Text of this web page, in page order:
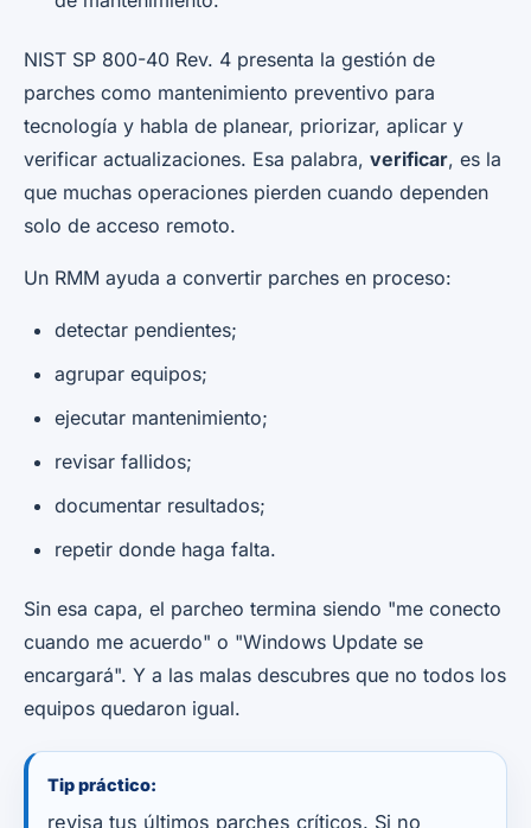
NIST SP 800-40 Rev. 4 presenta la gestión de
parches como mantenimiento preventivo para
tecnología y habla de planear, priorizar, aplicar y
verificar actualizaciones. Esa palabra, verificar, es la
que muchas operaciones pierden cuando dependen
solo de acceso remoto.
Un RMM ayuda a convertir parches en proceso:
detectar pendientes;
agrupar equipos;
ejecutar mantenimiento;
revisar fallidos;
documentar resultados;
repetir donde haga falta.
Sin esa capa, el parcheo termina siendo "me conecto
cuando me acuerdo" o "Windows Update se
encargará". Y a las malas descubres que no todos los
equipos quedaron igual.
Tip práctico:
revisa tus últimos parches críticos. Si no